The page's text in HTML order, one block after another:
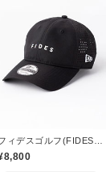
フィデスゴルフ(FIDES GOLF)